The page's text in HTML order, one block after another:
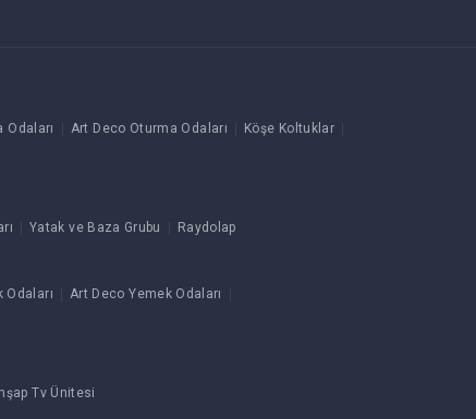
Odaları Art Deco Oturma Odaları Köşe Koltuklar
Yatak ve Baza Grubu Raydolap
Odaları Art Deco Yemek Odaları
Tv Ünitesi